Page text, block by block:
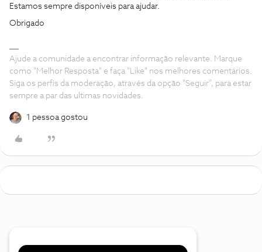
Estamos sempre disponíveis para ajudar.
Obrigado
Ajude a comunidade a encontrar informação relevante. Marque
como "Melhor Resposta" e faça "Like" nos melhores comentários.
Siga os perfis da moderação, através da opção "Seguir", para estar
sempre a par das ultimas novidades.
1 pessoa gostou